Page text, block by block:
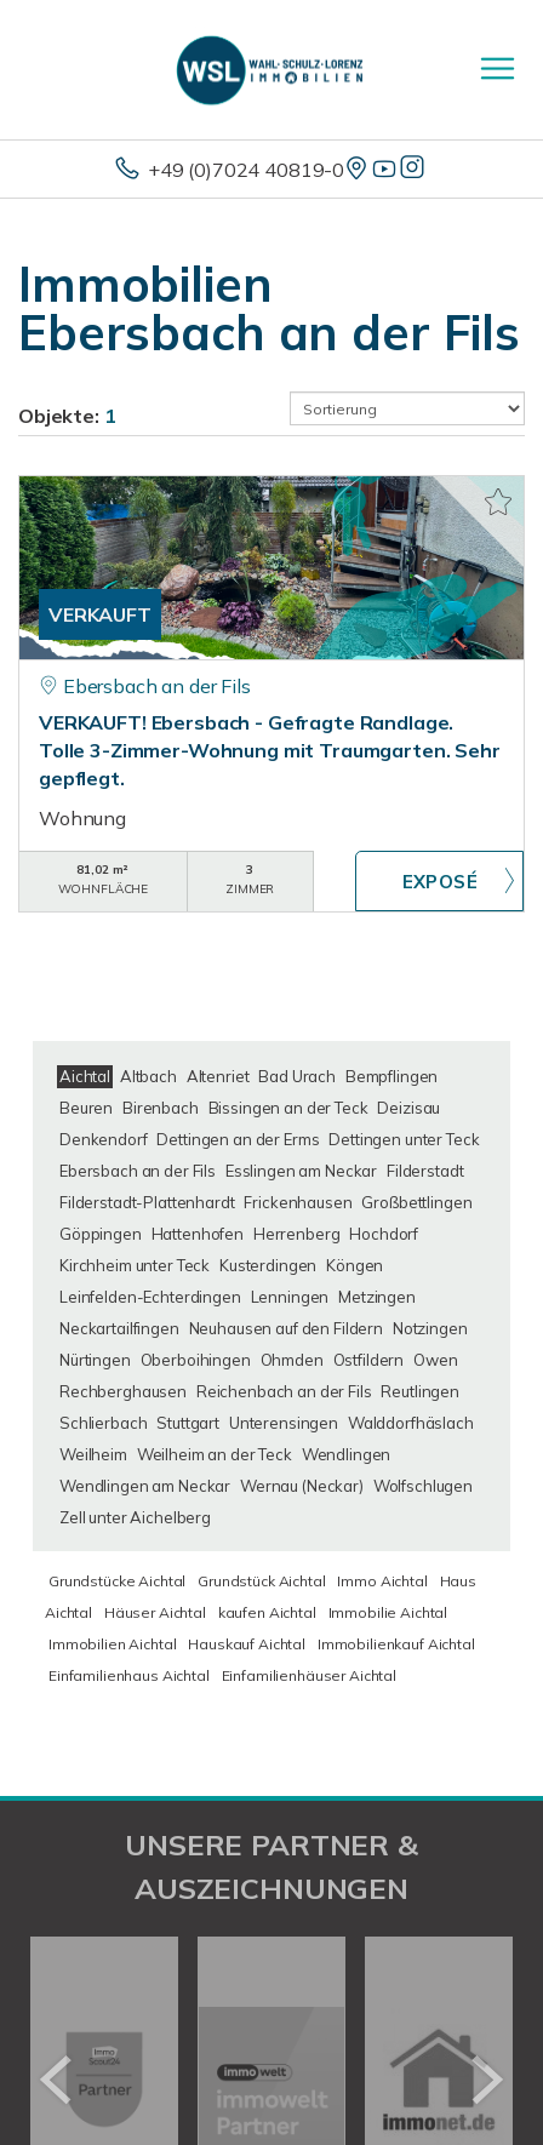
+49 (0)7024 40819-0
Immobilien
Ebersbach an der Fils
Objekte: 1
VERKAUFT
Ebersbach an der Fils
VERKAUFT! Ebersbach - Gefragte Randlage.
Tolle 3-Zimmer-Wohnung mit Traumgarten. Sehr
gepflegt.
Wohnung
81,02 m²
WOHNFLÄCHE
3
ZIMMER
Aichtal Altbach Altenriet Bad Urach
Bempflingen
Beuren
Birenbach Bissingen an der Teck Deizisau
Denkendorf Dettingen an der Erms Dettingen unter Teck
Ebersbach an der Fils
Esslingen am Neckar Filderstadt
Filderstadt-Plattenhardt Frickenhausen Großbettlingen
Göppingen
Hattenhofen Herrenberg Hochdorf
Kirchheim unter Teck
Kusterdingen
Köngen
Leinfelden-Echterdingen
Lenningen
Metzingen
Neckartailfingen
Neuhausen auf den Fildern
Notzingen
Nürtingen
Oberboihingen Ohmden Ostfildern
Owen
Rechberghausen
Reichenbach an der Fils Reutlingen
Schlierbach Stuttgart Unterensingen Walddorfhäslach
Weilheim Weilheim an der Teck Wendlingen
Wendlingen am Neckar Wernau (Neckar) Wolfschlugen
Zell unter Aichelberg
Grundstücke Aichtal Grundstück Aichtal Immo Aichtal
Haus
Aichtal
Häuser Aichtal kaufen Aichtal
Immobilie Aichtal
Immobilien Aichtal
Hauskauf Aichtal
Immobilienkauf Aichtal
Einfamilienhaus Aichtal
Einfamilienhäuser Aichtal
UNSERE PARTNER &
AUSZEICHNUNGEN